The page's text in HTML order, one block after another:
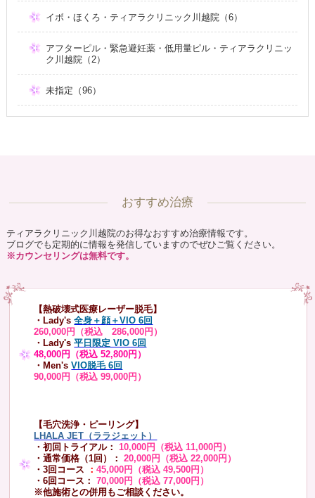
イボ・ほくろ・ティアラクリニック川越院（6）
アフターピル・緊急避妊薬・低用量ピル・ティアラクリニッ
ク川越院（2）
未指定（96）
おすすめ治療
ティアラクリニック川越院のお得なおすすめ治療情報です。
ブログでも定期的に情報を発信していますのでぜひご覧ください。
※カウンセリングは無料です。
【熱破壊式医療レーザー脱毛】
・Lady's 全身＋顔＋VIO 6回
260,000円（税込 286,000円）
・Lady's平日限定 VIO 6回
48,000円（税込 52,800円）
・Men's VIO脱毛 6回
90,000円（税込 99,000円）
【毛穴洗浄・ピーリング】
LHALA JET（ララジェット）
・初回トライアル： 10,000円（税込 11,000円）
・通常価格（1回）：
20,000円（税込 22,000円）
・3回コース ：45,000円（税込 49,500円）
・6回コース：
70,000円（税込 77,000円）
※他施術との併用もご相談ください。